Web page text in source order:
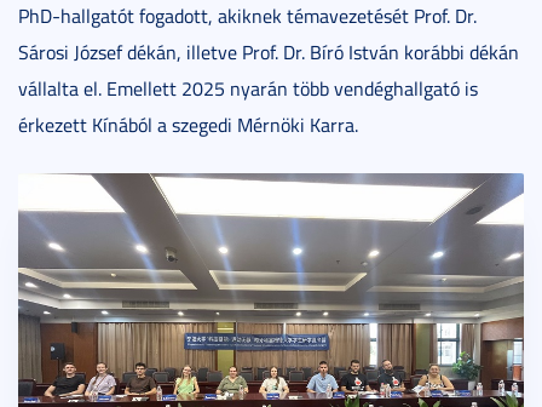
PhD-hallgatót fogadott, akiknek témavezetését Prof. Dr.
Sárosi József dékán, illetve Prof. Dr. Bíró István korábbi dékán
vállalta el. Emellett 2025 nyarán több vendéghallgató is
érkezett Kínából a szegedi Mérnöki Karra.